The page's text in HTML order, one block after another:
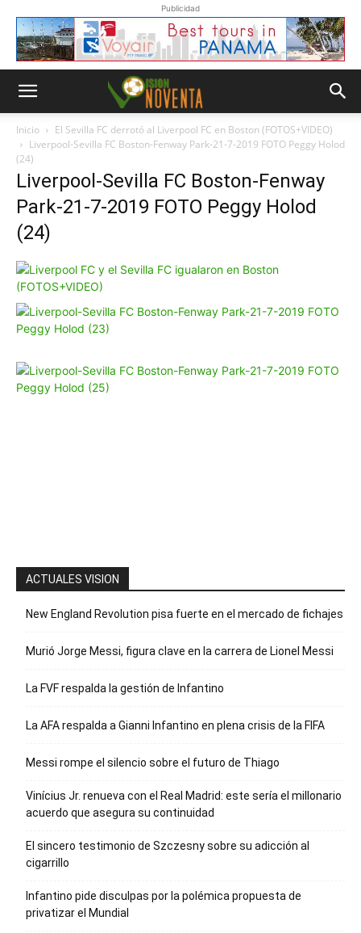
Publicidad
Inicio
El Sevilla FC derrotó al Liverpool FC en Boston (FOTOS+VIDEO)
Liverpool-Sevilla FC Boston-Fenway Park-21-7-2019 FOTO Peggy Holod
(24)
Liverpool-Sevilla FC Boston-Fenway
Park-21-7-2019 FOTO Peggy Holod
(24)
Whatsapp
“Suscripción”
ACTUALES VISION
New England Revolution pisa fuerte en el mercado de fichajes
Murió Jorge Messi, figura clave en la carrera de Lionel Messi
La FVF respalda la gestión de Infantino
La AFA respalda a Gianni Infantino en plena crisis de la FIFA
Messi rompe el silencio sobre el futuro de Thiago
Vinícius Jr. renueva con el Real Madrid: este sería el millonario
acuerdo que asegura su continuidad
El sincero testimonio de Szczesny sobre su adicción al
cigarrillo
Infantino pide disculpas por la polémica propuesta de
privatizar el Mundial